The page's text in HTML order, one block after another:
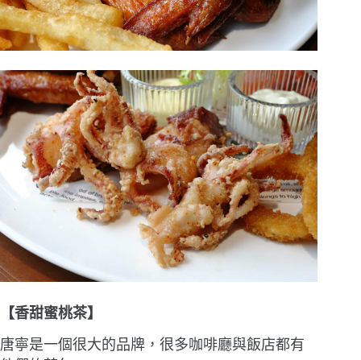
【香甜蜜桃茶】
唐寧是一個很大的品牌，很多咖啡廳與飯店都有